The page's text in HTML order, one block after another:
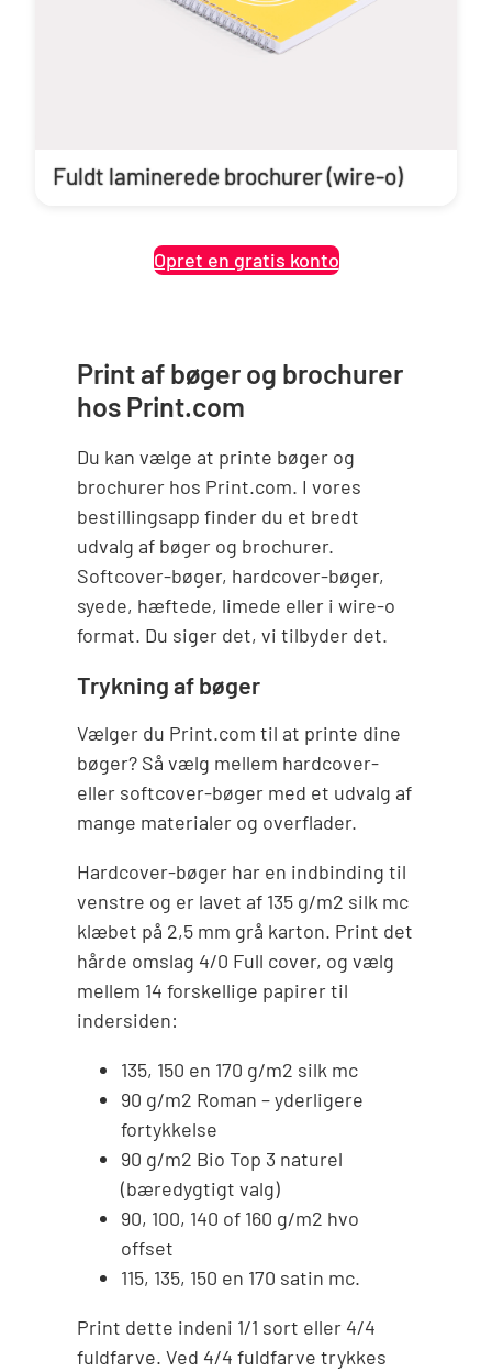
Fuldt laminerede brochurer (wire-o)
Opret en gratis konto
Print af bøger og brochurer
hos Print.com
Du kan vælge at printe bøger og
brochurer hos Print.com. I vores
bestillingsapp finder du et bredt
udvalg af bøger og brochurer.
Softcover-bøger, hardcover-bøger,
syede, hæftede, limede eller i wire-o
format. Du siger det, vi tilbyder det.
Trykning af bøger
Vælger du Print.com til at printe dine
bøger? Så vælg mellem hardcover-
eller softcover-bøger med et udvalg af
mange materialer og overflader.
Hardcover-bøger har en indbinding til
venstre og er lavet af 135 g/m2 silk mc
klæbet på 2,5 mm grå karton. Print det
hårde omslag 4/0 Full cover, og vælg
mellem 14 forskellige papirer til
indersiden:
135, 150 en 170 g/m2 silk mc
90 g/m2 Roman – yderligere
fortykkelse
90 g/m2 Bio Top 3 naturel
(bæredygtigt valg)
90, 100, 140 of 160 g/m2 hvo
offset
115, 135, 150 en 170 satin mc.
Print dette indeni 1/1 sort eller 4/4
fuldfarve. Ved 4/4 fuldfarve trykkes